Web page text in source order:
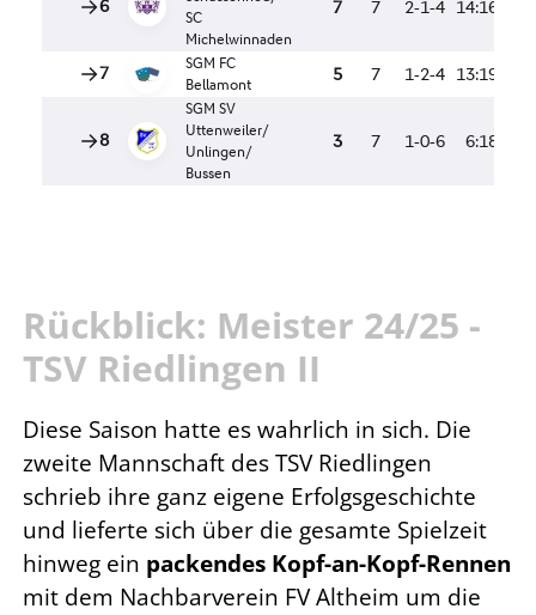
Rückblick: Meister 24/25 -
TSV Riedlingen II
Diese Saison hatte es wahrlich in sich. Die
zweite Mannschaft des TSV Riedlingen
schrieb ihre ganz eigene Erfolgsgeschichte
und lieferte sich über die gesamte Spielzeit
hinweg ein packendes Kopf-an-Kopf-Rennen
mit dem Nachbarverein FV Altheim um die